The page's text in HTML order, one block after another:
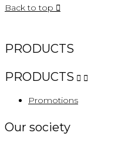
Back to top 
PRODUCTS
PRODUCTS  
Promotions
Our society